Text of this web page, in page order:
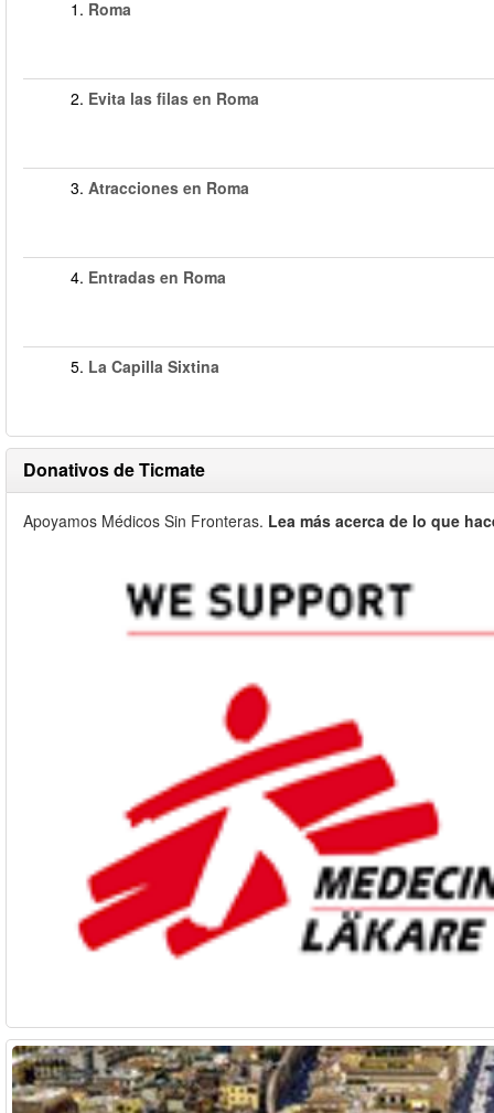
1. Roma
2. Evita las filas en Roma
3. Atracciones en Roma
4. Entradas en Roma
5. La Capilla Sixtina
Donativos de Ticmate
Apoyamos Médicos Sin Fronteras. Lea más acerca de lo que